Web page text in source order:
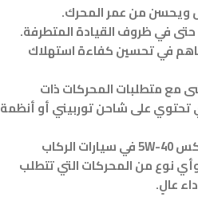
ويحسن من عمر المحرك.
حتى في ظروف القيادة المتطرفة.
في تحسين كفاءة استهلاك
مع متطلبات المحركات ذات
تحتوي على شاحن توربيني أو أنظمة
عادةً ما يستخدم زيت شل هيلكس 5W-40 في سيارات الركاب
نوع من المحركات التي تتطلب
عالٍ.